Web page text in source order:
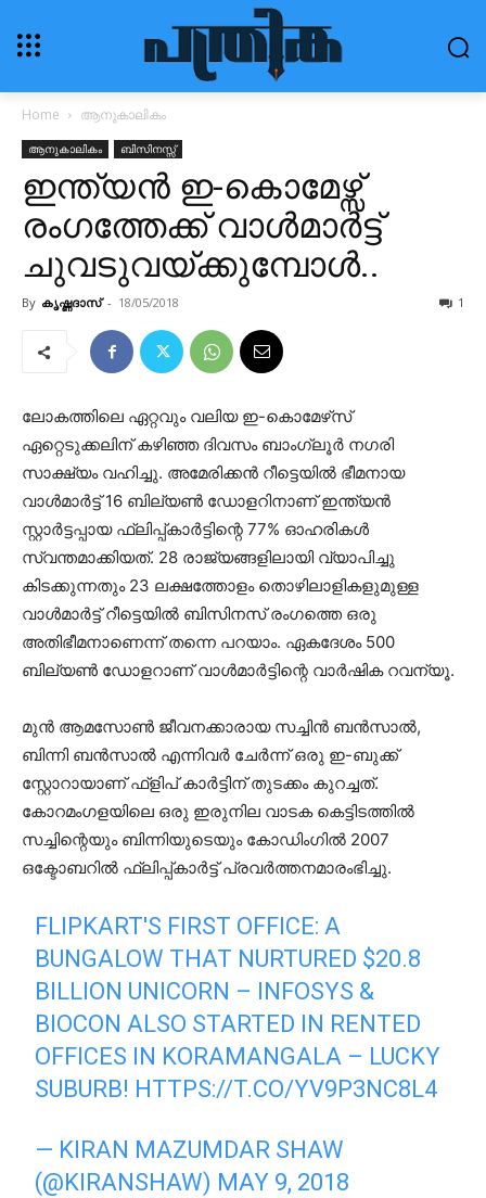
Home ആനുകാലികം
ആനുകാലികം ബിസിനസ്സ്
ഇന്ത്യൻ ഇ-കൊമേഴ്സ്
രംഗത്തേക്ക് വാൾമാർട്ട്
ചുവടുവയ്ക്കുമ്പോൾ..
By കൃഷ്ണദാസ് - 18/05/2018 1
ലോകത്തിലെ ഏറ്റവും വലിയ ഇ-കൊമേഴ്‌സ്
ഏറ്റെടുക്കലിന് കഴിഞ്ഞ ദിവസം ബാംഗ്ലൂർ നഗരി
സാക്ഷ്യം വഹിച്ചു. അമേരിക്കൻ റീട്ടെയിൽ ഭീമനായ
വാൾമാർട്ട് 16 ബില്യൺ ഡോളറിനാണ് ഇന്ത്യൻ
സ്റ്റാർട്ടപ്പായ ഫ്ലിപ്പ്കാർട്ടിന്റെ 77% ഓഹരികൾ
സ്വന്തമാക്കിയത്. 28 രാജ്യങ്ങളിലായി വ്യാപിച്ചു
കിടക്കുന്നതും 23 ലക്ഷത്തോളം തൊഴിലാളികളുമുള്ള
വാൾമാർട്ട് റീട്ടെയിൽ ബിസിനസ് രംഗത്തെ ഒരു
അതിഭീമനാണെന്ന് തന്നെ പറയാം. ഏകദേശം 500
ബില്യൺ ഡോളറാണ് വാൾമാർട്ടിന്റെ വാർഷിക റവന്യൂ.
മുൻ ആമസോൺ ജീവനക്കാരായ സച്ചിൻ ബൻസാൽ,
ബിന്നി ബൻസാൽ എന്നിവർ ചേർന്ന് ഒരു ഇ-ബുക്ക്
സ്റ്റോറായാണ് ഫ്ളിപ് കാർട്ടിന് തുടക്കം കുറച്ചത്.
കോറമംഗളയിലെ ഒരു ഇരുനില വാടക കെട്ടിടത്തിൽ
സച്ചിന്റെയും ബിന്നിയുടെയും കോഡിംഗിൽ 2007
ഒക്ടോബറിൽ ഫ്ലിപ്പ്കാർട്ട് പ്രവർത്തനമാരംഭിച്ചു.
FLIPKART'S FIRST OFFICE: A
BUNGALOW THAT NURTURED $20.8
BILLION UNICORN – INFOSYS &
BIOCON ALSO STARTED IN RENTED
OFFICES IN KORAMANGALA – LUCKY
SUBURB! HTTPS://T.CO/YV9P3NC8L4
— KIRAN MAZUMDAR SHAW
(@KIRANSHAW) MAY 9, 2018